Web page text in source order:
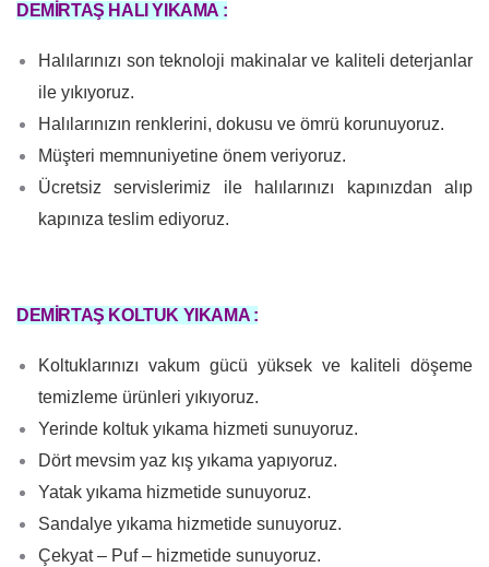
DEMİRTAŞ HALI YIKAMA :
Halılarınızı son teknoloji makinalar ve kaliteli deterjanlar
ile yıkıyoruz.
Halılarınızın renklerini, dokusu ve ömrü korunuyoruz.
Müşteri memnuniyetine önem veriyoruz.
Ücretsiz servislerimiz ile halılarınızı kapınızdan alıp
kapınıza teslim ediyoruz.
DEMİRTAŞ KOLTUK YIKAMA :
Koltuklarınızı vakum gücü yüksek ve kaliteli döşeme
temizleme ürünleri yıkıyoruz.
Yerinde koltuk yıkama hizmeti sunuyoruz.
Dört mevsim yaz kış yıkama yapıyoruz.
Yatak yıkama hizmetide sunuyoruz.
Sandalye yıkama hizmetide sunuyoruz.
Çekyat – Puf – hizmetide sunuyoruz.